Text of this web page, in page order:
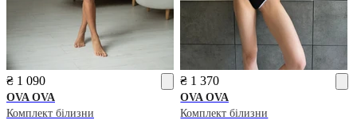
₴ 1 090
OVA OVA
Комплект білизни
₴ 1 370
OVA OVA
Комплект білизни